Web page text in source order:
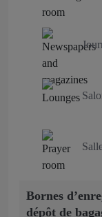
Bornes
dépôt de